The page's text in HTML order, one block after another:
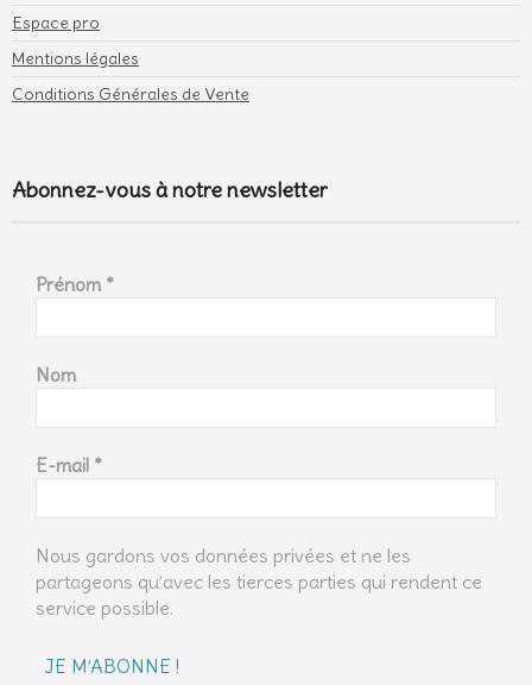
Espace pro
Mentions légales
Conditions Générales de Vente
Abonnez-vous à notre newsletter
Prénom *
Nom
E-mail *
Nous gardons vos données privées et ne les
partageons qu’avec les tierces parties qui rendent ce
service possible.